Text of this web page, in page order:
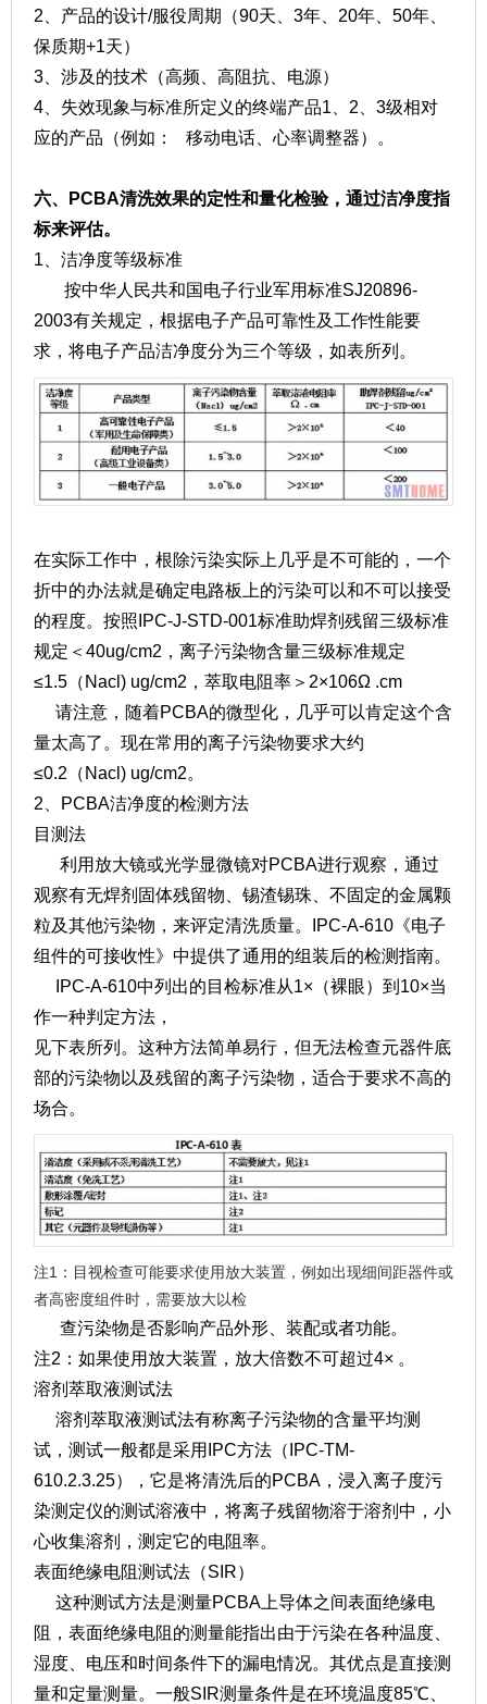
2、产品的设计/服役周期（90天、3年、20年、50年、
保质期+1天）
3、涉及的技术（高频、高阻抗、电源）
4、失效现象与标准所定义的终端产品1、2、3级相对
应的产品（例如： 移动电话、心率调整器）。
六、PCBA清洗效果的定性和量化检验，通过洁净度指
标来评估。
1、洁净度等级标准
按中华人民共和国电子行业军用标准SJ20896-
2003有关规定，根据电子产品可靠性及工作性能要
求，将电子产品洁净度分为三个等级，如表所列。
在实际工作中，根除污染实际上几乎是不可能的，一个
折中的办法就是确定电路板上的污染可以和不可以接受
的程度。按照IPC-J-STD-001标准助焊剂残留三级标准
规定＜40ug/cm2，离子污染物含量三级标准规定
≤1.5（Nacl) ug/cm2，萃取电阻率＞2×106Ω .cm
请注意，随着PCBA的微型化，几乎可以肯定这个含
量太高了。现在常用的离子污染物要求大约
≤0.2（Nacl) ug/cm2。
2、PCBA洁净度的检测方法
目测法
利用放大镜或光学显微镜对PCBA进行观察，通过
观察有无焊剂固体残留物、锡渣锡珠、不固定的金属颗
粒及其他污染物，来评定清洗质量。IPC-A-610《电子
组件的可接收性》中提供了通用的组装后的检测指南。
IPC-A-610中列出的目检标准从1×（裸眼）到10×当
作一种判定方法，
见下表所列。这种方法简单易行，但无法检查元器件底
部的污染物以及残留的离子污染物，适合于要求不高的
场合。
注1：目视检查可能要求使用放大装置，例如出现细间距器件或
者高密度组件时，需要放大以检
查污染物是否影响产品外形、装配或者功能。
注2：如果使用放大装置，放大倍数不可超过4× 。
溶剂萃取液测试法
溶剂萃取液测试法有称离子污染物的含量平均测
试，测试一般都是采用IPC方法（IPC-TM-
610.2.3.25），它是将清洗后的PCBA，浸入离子度污
染测定仪的测试溶液中，将离子残留物溶于溶剂中，小
心收集溶剂，测定它的电阻率。
表面绝缘电阻测试法（SIR）
这种测试方法是测量PCBA上导体之间表面绝缘电
阻，表面绝缘电阻的测量能指出由于污染在各种温度、
湿度、电压和时间条件下的漏电情况。其优点是直接测
量和定量测量。一般SIR测量条件是在环境温度85℃、